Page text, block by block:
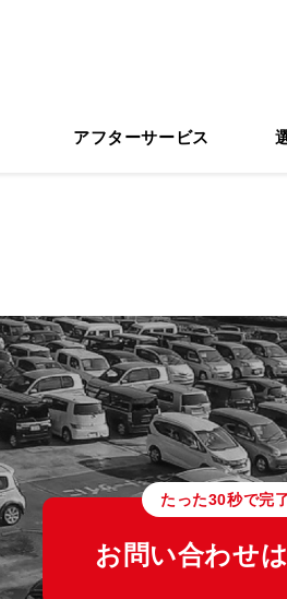
アフターサービス
たった30秒で完
お問い合わせ